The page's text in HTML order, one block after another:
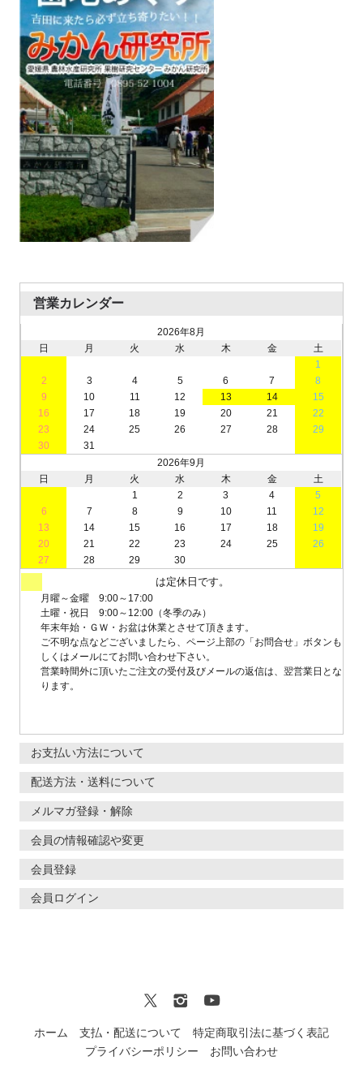
営業カレンダー
2026年8月
日
月 火 水 木 金
土
1
2
3 4 5 6 7
8
9
10 11 12 13 14
15
16
17 18 19 20 21
22
23
24 25 26 27 28
29
30
31
2026年9月
日
月 火 水 木 金
土
1
2 3 4
5
6
7 8 9 10 11
12
13
14 15 16 17 18
19
20
21 22 23 24 25
26
27
28 29 30
は定休日です。
月曜～金曜 9:00～17:00
土曜・祝日 9:00～12:00（冬季のみ）
年末年始・ＧＷ・お盆は休業とさせて頂きます。
ご不明な点などございましたら、ページ上部の「お問合せ」ボタンも
しくはメールにてお問い合わせ下さい。
営業時間外に頂いたご注文の受付及びメールの返信は、翌営業日とな
ります。
お支払い方法について
配送方法・送料について
メルマガ登録・解除
会員の情報確認や変更
会員登録
会員ログイン
ホーム 支払・配送について
特定商取引法に基づく表記
プライバシーポリシー
お問い合わせ